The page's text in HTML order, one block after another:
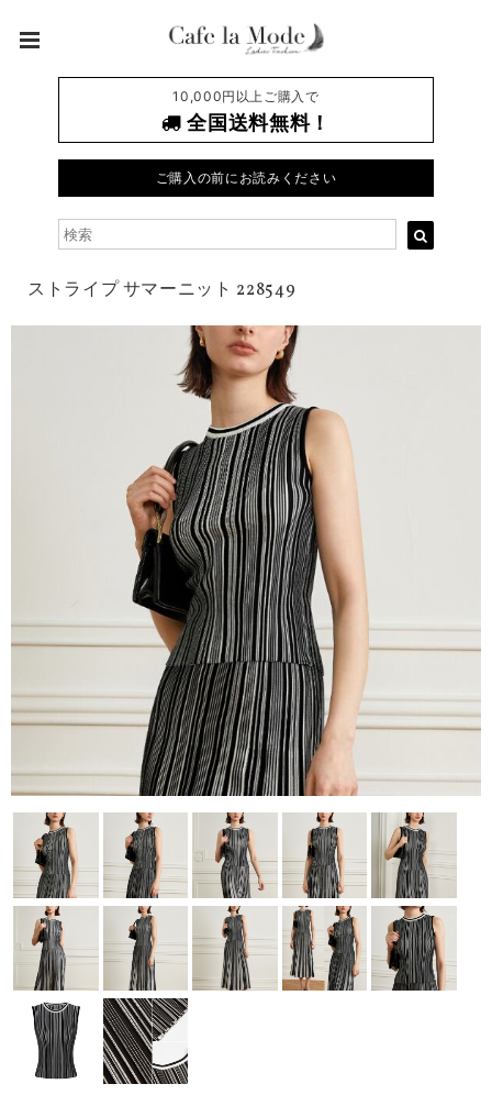
10,000円以上ご購入で
全国送料無料！
ご購入の前にお読みください
ストライプ サマーニット 228549